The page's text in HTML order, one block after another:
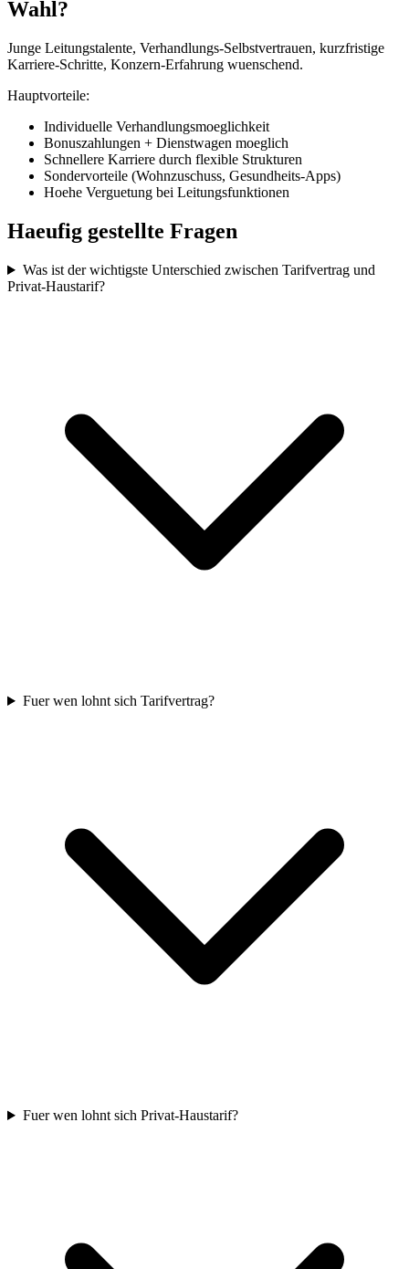
Wahl?
Junge Leitungstalente, Verhandlungs-Selbstvertrauen, kurzfristige
Karriere-Schritte, Konzern-Erfahrung wuenschend.
Hauptvorteile:
Individuelle Verhandlungsmoeglichkeit
Bonuszahlungen + Dienstwagen moeglich
Schnellere Karriere durch flexible Strukturen
Sondervorteile (Wohnzuschuss, Gesundheits-Apps)
Hoehe Verguetung bei Leitungsfunktionen
Haeufig gestellte Fragen
Was ist der wichtigste Unterschied zwischen Tarifvertrag und
Privat-Haustarif?
Fuer wen lohnt sich Tarifvertrag?
Fuer wen lohnt sich Privat-Haustarif?